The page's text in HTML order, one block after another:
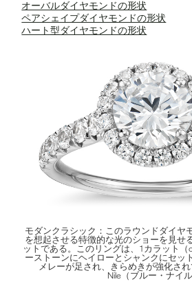
オーバルダイヤモンドの形状
ペアシェイプダイヤモンドの形状
ハート型ダイヤモンドの形状
モダンクラシック：このラウンドダイヤ
を想起させる特徴的な光のショーを見せ
ットである。このリングは、1カラット
ーストーンにヘイローとシャンクにセッ
メレーが足され、きらめきが強化さ
Nile（ブルー・ナイル